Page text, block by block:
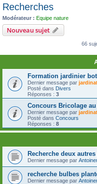
Recherches
Modérateur : Equipe nature
Nouveau sujet
66
Formation jardinier
Dernier message par
Posté dans Divers
Réponses : 3
Concours Bricolage
Dernier message par
Posté dans Concours
Réponses : 8
Recherche deux
Dernier message par
recherche bulbes
Dernier message par